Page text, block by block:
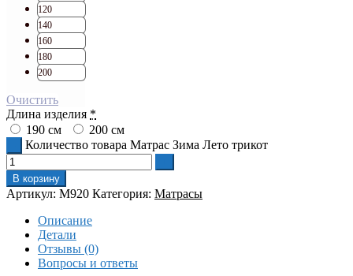
120
140
160
180
200
Очистить
Длина изделия *
190 см
200 см
Количество товара Матрас Зима Лето трикот
В корзину
Артикул: M920 Категория: Матрасы
Описание
Детали
Отзывы (0)
Вопросы и ответы